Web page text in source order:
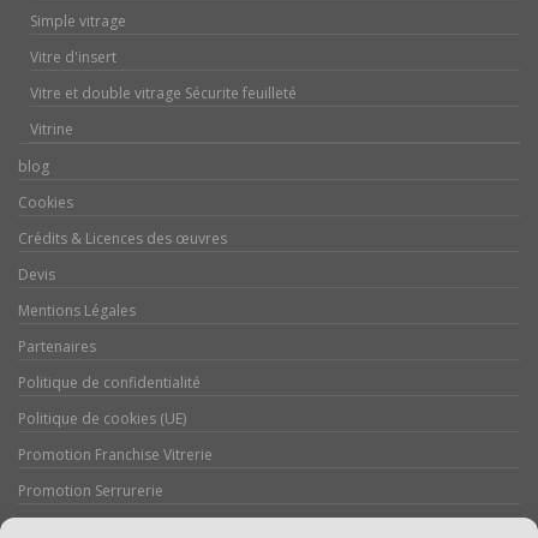
Simple vitrage
Vitre d'insert
Vitre et double vitrage Sécurite feuilleté
Vitrine
blog
Cookies
Crédits & Licences des œuvres
Devis
Mentions Légales
Partenaires
Politique de confidentialité
Politique de cookies (UE)
Promotion Franchise Vitrerie
Promotion Serrurerie